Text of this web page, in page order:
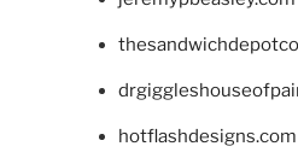
hotflashdesigns.com